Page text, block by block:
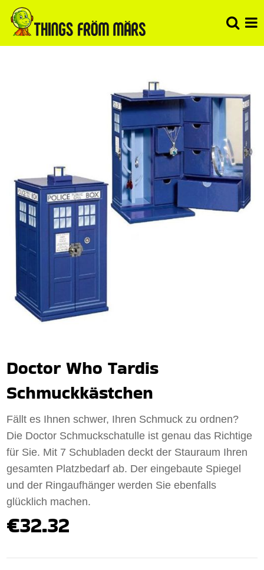
Doctor Who Tardis
Schmuckkästchen
Fällt es Ihnen schwer, Ihren Schmuck zu ordnen?
Die Doctor Schmuckschatulle ist genau das Richtige
für Sie. Mit 7 Schubladen deckt der Stauraum Ihren
gesamten Platzbedarf ab. Der eingebaute Spiegel
und der Ringaufhänger werden Sie ebenfalls
glücklich machen.
€32.32